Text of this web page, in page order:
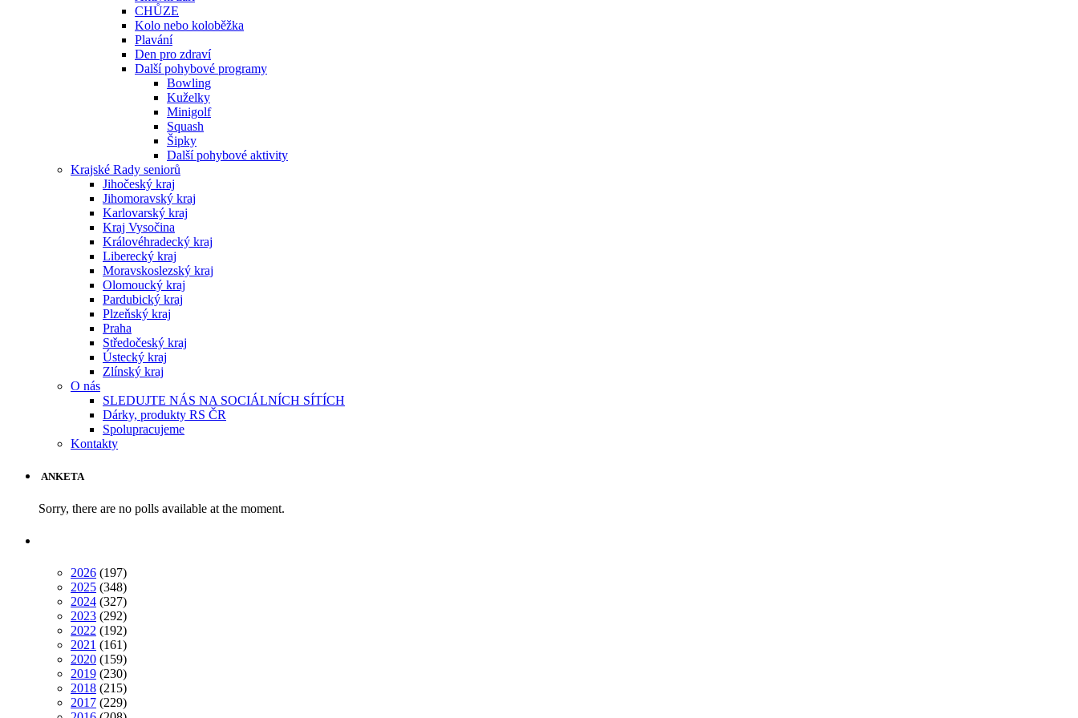
CHŮZE
Kolo nebo koloběžka
Plavání
Den pro zdraví
Další pohybové programy
Bowling
Kuželky
Minigolf
Squash
Šipky
Další pohybové aktivity
Krajské Rady seniorů
Jihočeský kraj
Jihomoravský kraj
Karlovarský kraj
Kraj Vysočina
Královéhradecký kraj
Liberecký kraj
Moravskoslezský kraj
Olomoucký kraj
Pardubický kraj
Plzeňský kraj
Praha
Středočeský kraj
Ústecký kraj
Zlínský kraj
O nás
SLEDUJTE NÁS NA SOCIÁLNÍCH SÍTÍCH
Dárky, produkty RS ČR
Spolupracujeme
Kontakty
ANKETA
Sorry, there are no polls available at the moment.
2026 (197)
2025 (348)
2024 (327)
2023 (292)
2022 (192)
2021 (161)
2020 (159)
2019 (230)
2018 (215)
2017 (229)